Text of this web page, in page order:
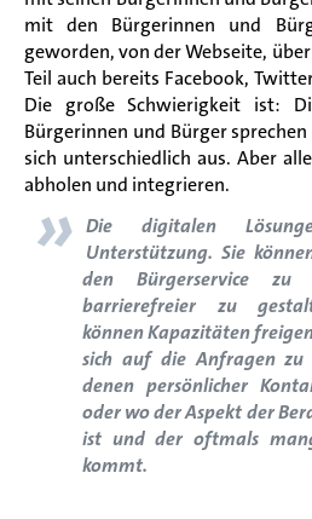
mit den Bürgerinnen und
geworden, von der Webseite,
Teil auch bereits Facebook,
Die große Schwierigkeit ist:
Bürgerinnen und Bürger
sich unterschiedlich aus. Aber
abholen und integrieren.
» Die digitalen
Unterstützung. Sie
den Bürgerservice zu
barrierefreier zu
können Kapazitäten
sich auf die Anfragen zu
denen persönlicher
oder wo der Aspekt der
ist und der oftmals
kommt.